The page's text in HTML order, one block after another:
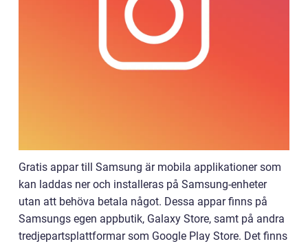
Gratis appar till Samsung är mobila applikationer som
kan laddas ner och installeras på Samsung-enheter
utan att behöva betala något. Dessa appar finns på
Samsungs egen appbutik, Galaxy Store, samt på andra
tredjepartsplattformar som Google Play Store. Det finns